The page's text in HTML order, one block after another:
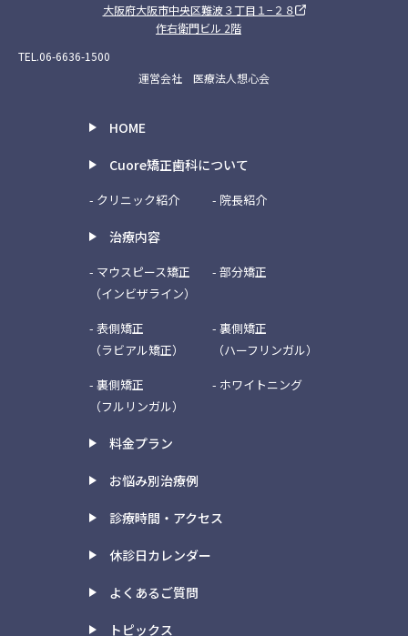
大阪府大阪市中央区難波３丁目１−２８
作右衛門ビル 2階
TEL.06-6636-1500
運営会社 医療法人想心会
HOME
治療内容
- マウスピース矯正
（インビザライン）
- 部分矯正
- 表側矯正
（ラビアル矯正）
- 裏側矯正
（ハーフリンガル）
- 裏側矯正
（フルリンガル）
- ホワイトニング
Cuore矯正歯科について
- クリニック紹介 - 院長紹介
料金プラン
お悩み別治療例
診療時間・アクセス
休診日カレンダー
よくあるご質問
トピックス